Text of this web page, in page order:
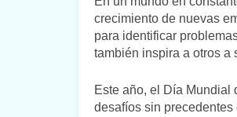
crecimiento de nuevas
para identificar
también inspira a otros a
Este año, el Día Mundial
desafíos sin